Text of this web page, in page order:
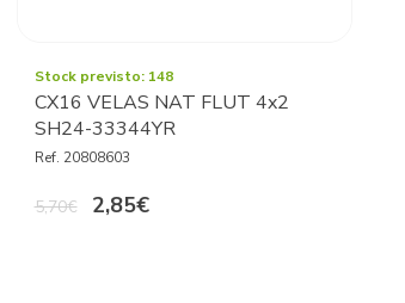
Stock previsto: 148
CX16 VELAS NAT FLUT 4x2
SH24-33344YR
Ref. 20808603
5,70€ 2,85€